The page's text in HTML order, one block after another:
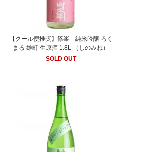
【クール便推奨】篠峯 純米吟醸 ろく
まる 雄町 生原酒 1.8L （しのみね）
SOLD OUT